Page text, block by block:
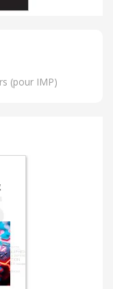
(pour IMP)